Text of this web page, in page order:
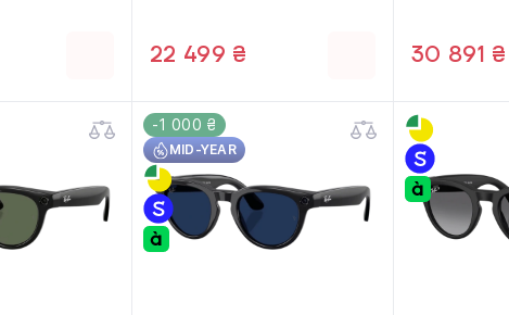
Lenses (RW4012 6840MF
22 499 ₴ 30 891 ₴
-1 000 ₴
MID-YEAR